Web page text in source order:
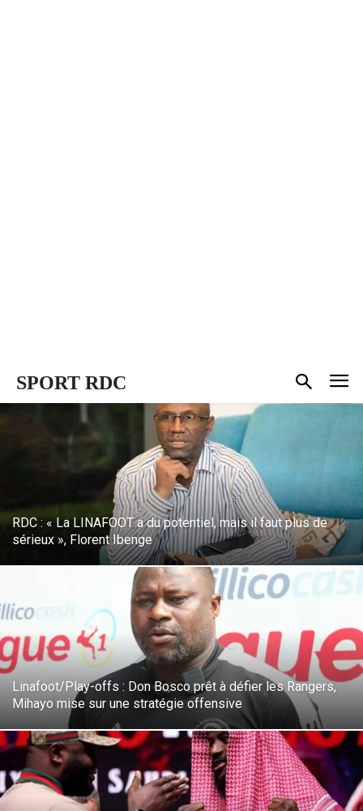
SPORT RDC
RDC : « La LINAFOOT a du potentiel, mais il faut plus de
sérieux », Florent Ibenge
Linafoot/Play-offs : Don Bosco prêt à défier les Rangers,
Mihayo mise sur une stratégie offensive